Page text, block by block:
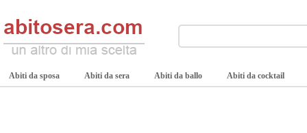
Abiti da sposa Abiti da sera Abiti da ballo Abiti da cocktail